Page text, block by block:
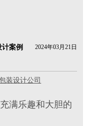
案例
2024年03月21日
装设计公司
满乐趣和大胆的